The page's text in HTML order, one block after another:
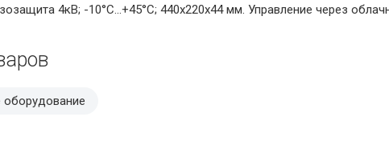
4кВ; -10°C…+45°C; 440х220х44 мм. Управление через
оборудование